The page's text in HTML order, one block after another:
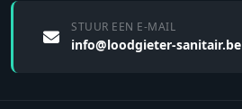
STUUR EEN E-MAIL
info@loodgieter-sanitair.be